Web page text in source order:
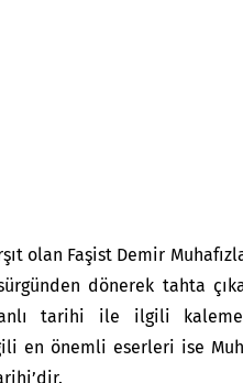
olan Faşist Demir
dönerek tahta
tarihi ile ilgili
en önemli eserleri ise
’dir.